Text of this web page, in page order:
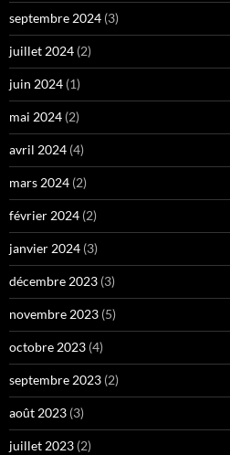
septembre 2024 (3)
juillet 2024 (2)
juin 2024 (1)
mai 2024 (2)
avril 2024 (4)
mars 2024 (2)
février 2024 (2)
janvier 2024 (3)
décembre 2023 (3)
novembre 2023 (5)
octobre 2023 (4)
septembre 2023 (2)
août 2023 (3)
juillet 2023 (2)